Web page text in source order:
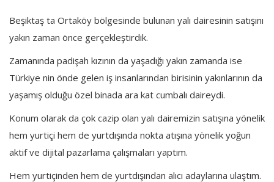
Beşiktaş ta Ortaköy bölgesinde bulunan yalı dairesinin satışını
yakın zaman önce gerçekleştirdik.
Zamanında padişah kızının da yaşadığı yakın zamanda ise
Türkiye nin önde gelen iş insanlarından birisinin yakınlarının da
yaşamış olduğu özel binada ara kat cumbalı daireydi.
Konum olarak da çok cazip olan yalı dairemizin satışına yönelik
hem yurtiçi hem de yurtdışında nokta atışına yönelik yoğun
aktif ve dijital pazarlama çalışmaları yaptım.
Hem yurtiçinden hem de yurtdışından alıcı adaylarına ulaştım.